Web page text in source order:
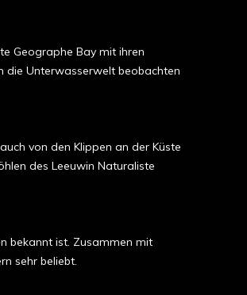
Geographe Bay mit ihren
die Unterwasserwelt beobachten
von den Klippen an der Küste
des Leeuwin Naturaliste
bekannt ist. Zusammen mit
sehr beliebt.